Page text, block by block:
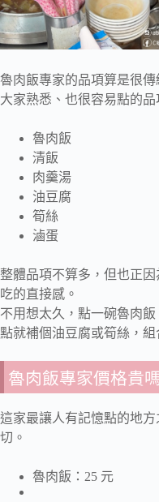
魯肉飯專家的品項算是很
大家熟悉、也很容易點的
魯肉飯
清飯
肉羹湯
油豆腐
筍絲
滷蛋
整體品項不算多，但也正
吃的直接感。
不用想太久，點一碗魯肉
點就補個油豆腐或筍絲，組
魯肉飯專家價格貴
這家最讓人有記憶點的地
切。
魯肉飯：25 元